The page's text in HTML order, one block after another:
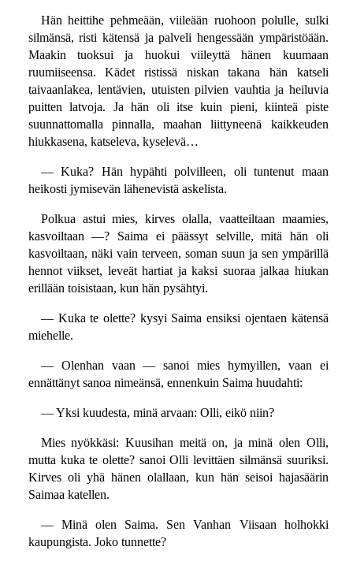
Hän heittihe pehmeään, viileään ruohoon polulle, sulki
silmänsä, risti kätensä ja palveli hengessään ympäristöään.
Maakin tuoksui ja huokui viileyttä hänen kuumaan
ruumiiseensa. Kädet ristissä niskan takana hän katseli
taivaanlakea, lentävien, utuisten pilvien vauhtia ja heiluvia
puitten latvoja. Ja hän oli itse kuin pieni, kiinteä piste
suunnattomalla pinnalla, maahan liittyneenä kaikkeuden
hiukkasena, katseleva, kyselevä…
— Kuka? Hän hypähti polvilleen, oli tuntenut maan
heikosti jymisevän lähenevistä askelista.
Polkua astui mies, kirves olalla, vaatteiltaan maamies,
kasvoiltaan —? Saima ei päässyt selville, mitä hän oli
kasvoiltaan, näki vain terveen, soman suun ja sen ympärillä
hennot viikset, leveät hartiat ja kaksi suoraa jalkaa hiukan
erillään toisistaan, kun hän pysähtyi.
— Kuka te olette? kysyi Saima ensiksi ojentaen kätensä
miehelle.
— Olenhan vaan — sanoi mies hymyillen, vaan ei
ennättänyt sanoa nimeänsä, ennenkuin Saima huudahti:
— Yksi kuudesta, minä arvaan: Olli, eikö niin?
Mies nyökkäsi: Kuusihan meitä on, ja minä olen Olli,
mutta kuka te olette? sanoi Olli levittäen silmänsä suuriksi.
Kirves oli yhä hänen olallaan, kun hän seisoi hajasäärin
Saimaa katellen.
— Minä olen Saima. Sen Vanhan Viisaan holhokki
kaupungista. Joko tunnette?